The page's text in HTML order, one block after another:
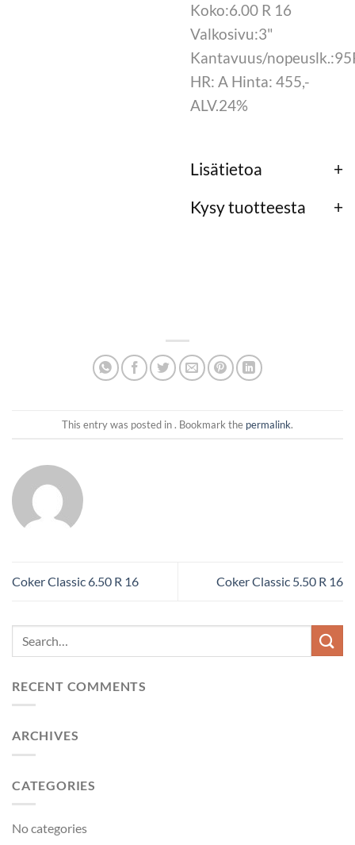
Koko:6.00 R 16
Valkosivu:3"
Kantavuus/
HR: A Hinta: 455,-
ALV.24%
Lisätietoa
Kysy tuotteesta
This entry was posted in . Bookmark the permalink.
Coker Classic 6.50 R 16 Coker Classic 5.50 R 16
RECENT COMMENTS
ARCHIVES
CATEGORIES
No categories